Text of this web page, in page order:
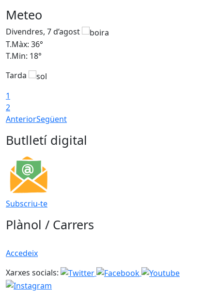
Meteo
Divendres, 7 d’agost
T.Màx: 36°
T.Min: 18°
Tarda
1
2
AnteriorSegüent
Butlletí digital
Subscriu-te
Plànol / Carrers
Accedeix
Xarxes socials: